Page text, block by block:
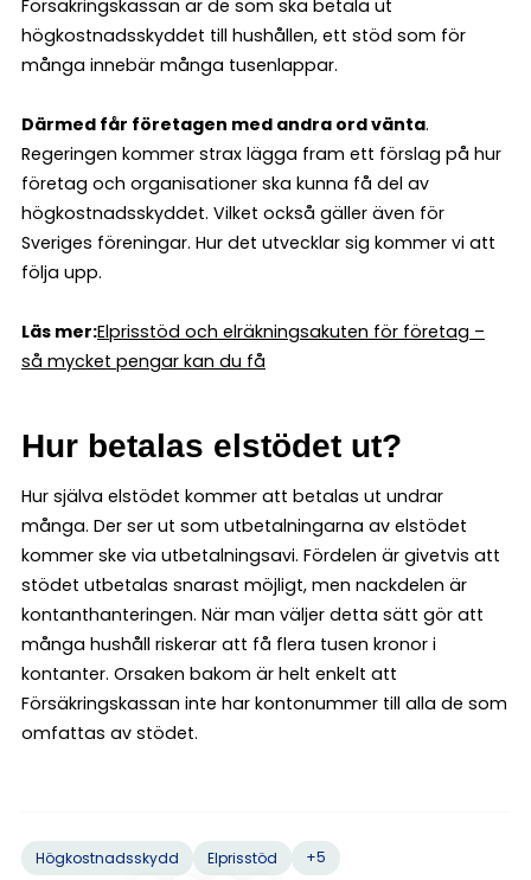
Försäkringskassan är de som ska betala ut
högkostnadsskyddet till hushållen, ett stöd som för
många innebär många tusenlappar.
Därmed får företagen med andra ord vänta.
Regeringen kommer strax lägga fram ett förslag på hur
företag och organisationer ska kunna få del av
högkostnadsskyddet. Vilket också gäller även för
Sveriges föreningar. Hur det utvecklar sig kommer vi att
följa upp.
Läs mer:Elprisstöd och elräkningsakuten för företag –
så mycket pengar kan du få
Hur betalas elstödet ut?
Hur själva elstödet kommer att betalas ut undrar
många. Der ser ut som utbetalningarna av elstödet
kommer ske via utbetalningsavi. Fördelen är givetvis att
stödet utbetalas snarast möjligt, men nackdelen är
kontanthanteringen. När man väljer detta sätt gör att
många hushåll riskerar att få flera tusen kronor i
kontanter. Orsaken bakom är helt enkelt att
Försäkringskassan inte har kontonummer till alla de som
omfattas av stödet.
Högkostnadsskydd Elprisstöd
+5